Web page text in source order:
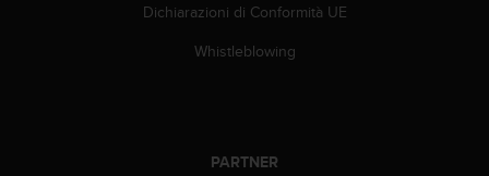
Dichiarazioni di Conformità UE
Whistleblowing
PARTNER